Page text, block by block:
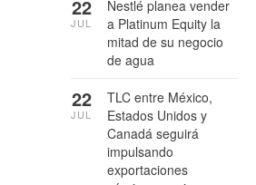
Nestlé planea vender
a Platinum Equity la
mitad de su negocio
de agua
22
JUL
TLC entre México,
Estados Unidos y
Canadá seguirá
impulsando
exportaciones
22
JUL